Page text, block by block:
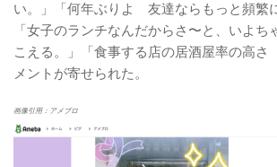
い。」「何年ぶりよ 友達ならもっと頻繁
「女子のランチなんだからさ〜と、いよち
こえる。」「食事する店の居酒屋率の高さ
メントが寄せられた。
画像引用：アメブロ